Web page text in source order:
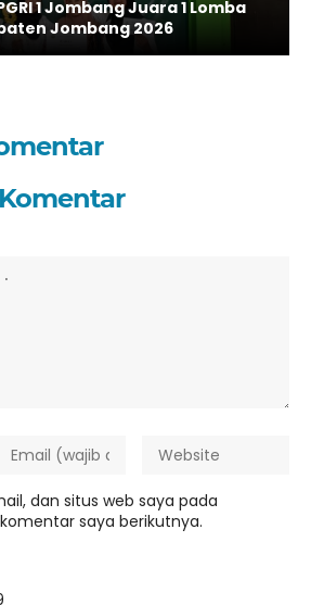
1 Jombang Juara 1 Lomba
Jombang 2026
dan situs web saya pada
saya berikutnya.